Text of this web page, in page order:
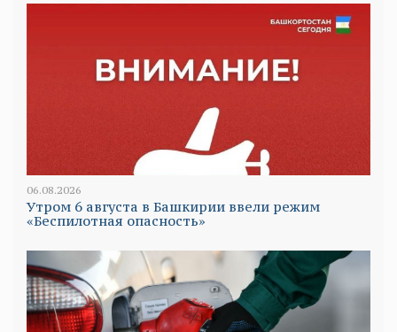
06.08.2026
Утром 6 августа в Башкирии ввели режим
«Беспилотная опасность»